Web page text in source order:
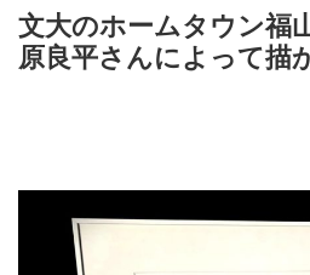
文大のホームタウン福
原良平さんによって描